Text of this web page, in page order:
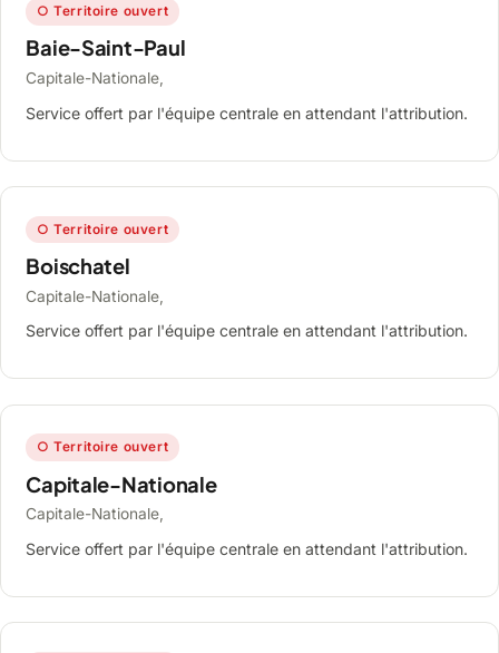
○ Territoire ouvert
Baie-Saint-Paul
Capitale-Nationale,
Service offert par l'équipe centrale en attendant l'attribution.
○ Territoire ouvert
Boischatel
Capitale-Nationale,
Service offert par l'équipe centrale en attendant l'attribution.
○ Territoire ouvert
Capitale-Nationale
Capitale-Nationale,
Service offert par l'équipe centrale en attendant l'attribution.